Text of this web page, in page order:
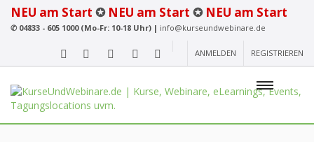
NEU am Start ✪ NEU am Start ✪ NEU am Start
✆04833 - 605 1000 (Mo-Fr: 10-18 Uhr) | info@kurseundwebinare.de
ANMELDEN REGISTRIEREN